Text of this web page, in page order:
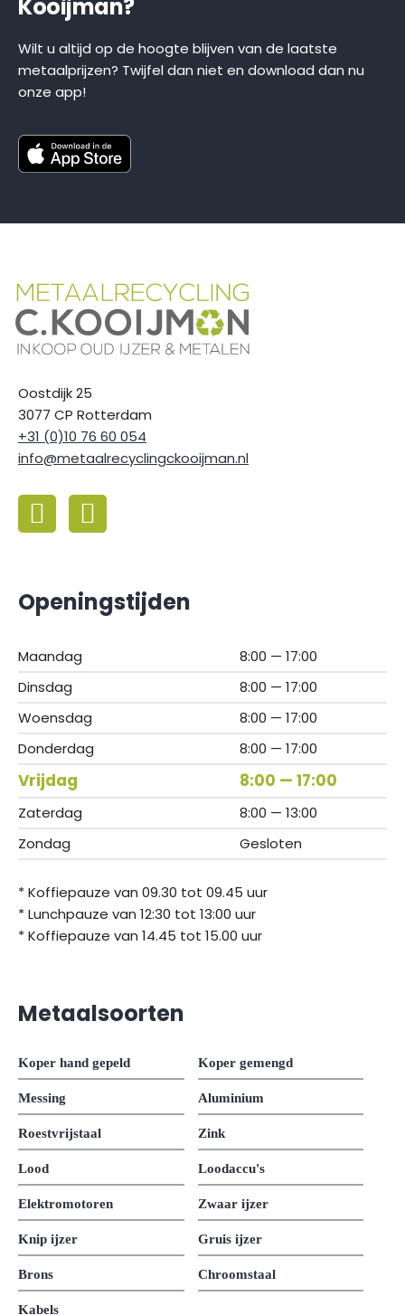
Kooijman?
Wilt u altijd op de hoogte blijven van de laatste
metaalprijzen? Twijfel dan niet en download dan nu
onze app!
Oostdijk 25
3077 CP Rotterdam
+31 (0)10 76 60 054
info@metaalrecyclingckooijman.nl
Openingstijden
Maandag
8:00 — 17:00
Dinsdag
8:00 — 17:00
Woensdag
8:00 — 17:00
Donderdag
8:00 — 17:00
Vrijdag 8:00 — 17:00
Zaterdag
8:00 — 13:00
Zondag
Gesloten
* Koffiepauze van 09.30 tot 09.45 uur
* Lunchpauze van 12:30 tot 13:00 uur
* Koffiepauze van 14.45 tot 15.00 uur
Metaalsoorten
Koper hand gepeld Koper gemengd
Messing Aluminium
Roestvrijstaal Zink
Lood Loodaccu's
Elektromotoren Zwaar ijzer
Knip ijzer Gruis ijzer
Brons Chroomstaal
Kabels